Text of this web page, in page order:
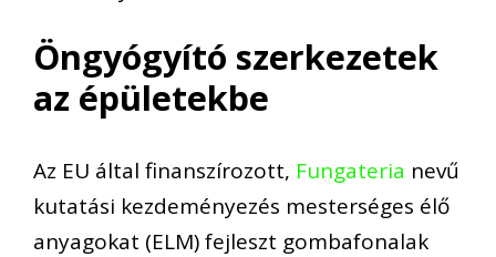
Öngyógyító szerkezetek
az épületekbe
Az EU által finanszírozott, Fungateria nevű
kutatási kezdeményezés mesterséges élő
anyagokat (ELM) fejleszt gombafonalak